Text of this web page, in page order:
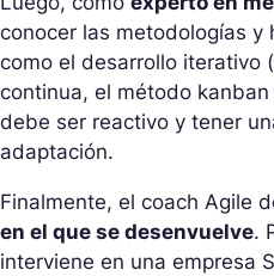
conocer las metodologías y
como el desarrollo iterativo
continua, el método
debe ser reactivo y tener
adaptación.
Finalmente, el coach Agile
en el que se desenvuelve.
interviene en una empresa